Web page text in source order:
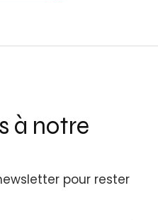
à notre
pour rester